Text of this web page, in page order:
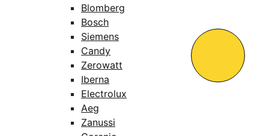
Blomberg
Bosch
Siemens
Candy
Zerowatt
Iberna
Electrolux
Aeg
Zanussi